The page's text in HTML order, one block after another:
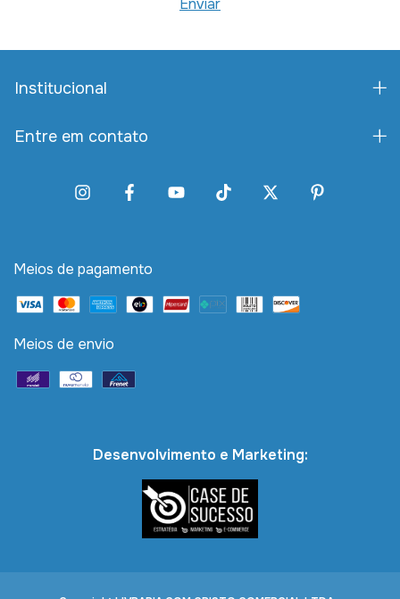
Institucional
Entre em contato
Meios de pagamento
Meios de envio
Desenvolvimento e Marketing: